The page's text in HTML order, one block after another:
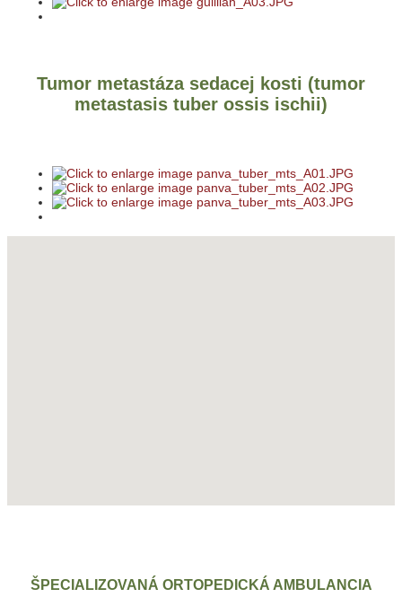
Tumor metastáza sedacej kosti (tumor
metastasis tuber ossis ischii)
ŠPECIALIZOVANÁ ORTOPEDICKÁ AMBULANCIA